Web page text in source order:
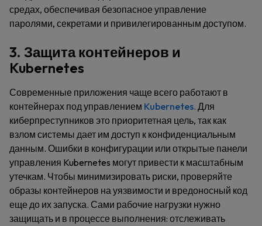
средах, обеспечивая безопасное управление
паролями, секретами и привилегированным доступом.
3. Защита контейнеров и
Kubernetes
Современные приложения чаще всего работают в
контейнерах под управлением Kubernetes. Для
киберпреступников это приоритетная цель, так как
взлом системы дает им доступ к конфиденциальным
данным. Ошибки в конфигурации или открытые панели
управления Kubernetes могут привести к масштабным
утечкам. Чтобы минимизировать риски, проверяйте
образы контейнеров на уязвимости и вредоносный код
еще до их запуска. Сами рабочие нагрузки нужно
защищать и в процессе выполнения: отслеживать